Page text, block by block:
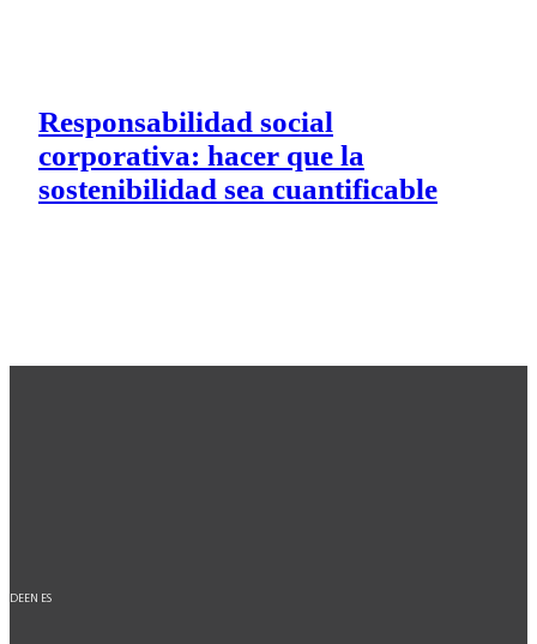
Responsabilidad social
corporativa: hacer que la
sostenibilidad sea cuantificable
DEEN ES